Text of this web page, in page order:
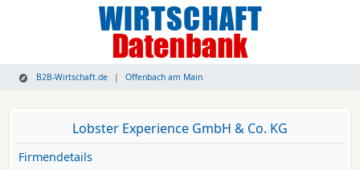
B2B-Wirtschaft.de Offenbach am Main
Lobster Experience GmbH & Co. KG
Firmendetails